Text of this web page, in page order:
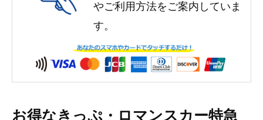
やご利用方法をご案内していま
す。
お得なきっぷ・ロマンスカー特急